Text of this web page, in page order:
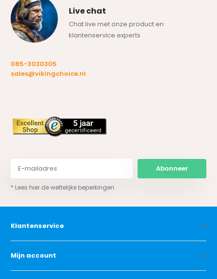
Live chat
Chat live met onze product en
klantenservice experts
085-3030305
sales@vikingchoice.nl
Abonneer
* Lees hier de wettelijke beperkingen
Klantenservice
Mijn account